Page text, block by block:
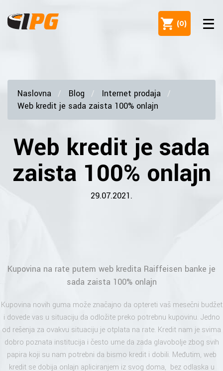
(0)
Naslovna Blog
Internet prodaja
Web kredit je sada zaista 100% onlajn
Web kredit je sada
zaista 100% onlajn
29.07.2021.
Kupovina na rate putem web kredita Raiffeisen banke je
sada zaista 100% onlajn
Kupovina novih guma može značajno da optereti vaš mesečni budžet
i dovede vas u situaciju da odložite preko potrebnu kupovinu. Jedno
od rešenja za ovakvu situaciju je otplata na rate. Kredit nam je svima
dobro poznata institucija i često ume da zada glavobolje zbog svih
papira koji su nam potrebni da bismo kredit i dobili. Međutim, web
kredit se dobija onlajn apliciranjem iz svog doma, bez odlaska u